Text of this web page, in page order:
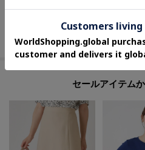
¥14,850
¥19,800
40%OFF
さらに
セールアイテム